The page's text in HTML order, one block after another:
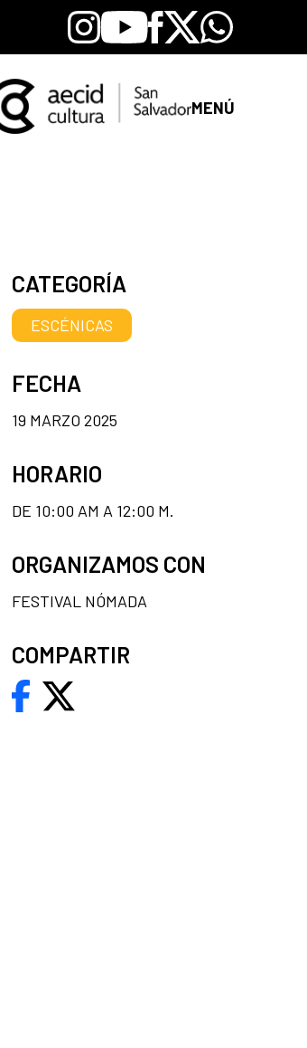
Instagram
YoutubeFacebook
X Whatsapp
MENÚ
CATEGORÍA
ESCÉNICAS
FECHA
19 MARZO 2025
HORARIO
DE 10:00 AM A 12:00 M.
ORGANIZAMOS CON
FESTIVAL NÓMADA
COMPARTIR